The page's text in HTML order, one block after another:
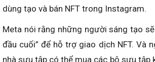
dùng tạo và bán NFT trong Instagram.
Meta nói rằng những người sáng tạo
đầu cuối” để hỗ trợ giao dịch NFT. Và
nhà sưu tập có thể mua các bộ sưu tập